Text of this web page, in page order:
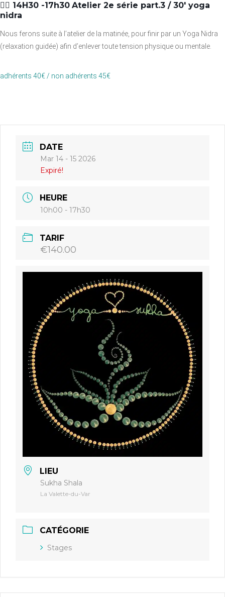
👉🏼 14H30 -17h30 Atelier 2e série part.3 / 30′ yoga
nidra
Nous ferons suite à l’atelier de la matinée, pour finir par un Yoga Nidra
(relaxation guidée) afin d’enlever toute tension physique ou mentale.
adhérents 40€ / non adhérents 45€
DATE
Mar 14 - 15 2026
Expiré!
HEURE
10h00 - 17h30
TARIF
€140.00
LIEU
Sukha Shala
La Valette-du-Var
CATÉGORIE
Stages